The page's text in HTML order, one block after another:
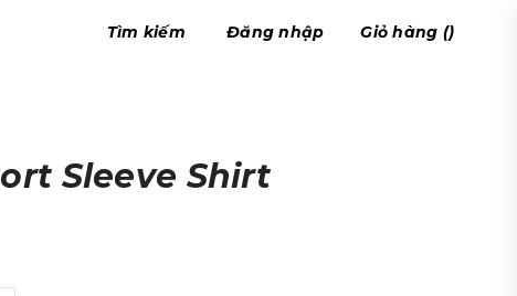
Tìm kiếm Đăng nhập Giỏ hàng ()
Sleeve Shirt